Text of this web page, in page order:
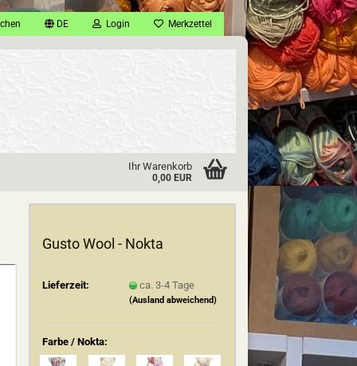
DE Login Merkzettel
Ihr Warenkorb
0,00 EUR
Gusto Wool - Nokta
Lieferzeit: ca. 3-4 Tage
(Ausland abweichend)
Farbe / Nokta: